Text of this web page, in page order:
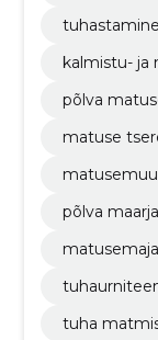
tuhastamine
kalmistu- ja
põlva
matuse
põlva
tuha